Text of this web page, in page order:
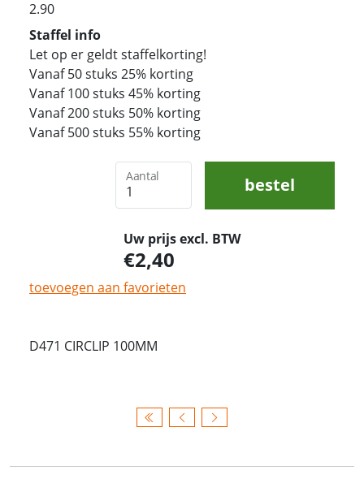
2.90
Staffel info
Let op er geldt staffelkorting!
Vanaf 50 stuks 25% korting
Vanaf 100 stuks 45% korting
Vanaf 200 stuks 50% korting
Vanaf 500 stuks 55% korting
Aantal bestel
Uw prijs excl. BTW
2,40
toevoegen aan favorieten
D471 CIRCLIP 100MM